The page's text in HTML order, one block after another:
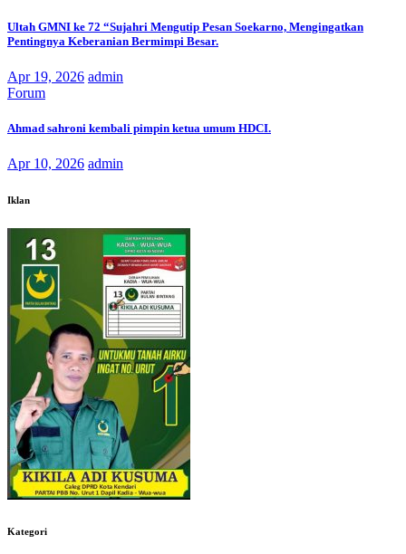
Ultah GMNI ke 72 “Sujahri Mengutip Pesan Soekarno, Mengingatkan
Pentingnya Keberanian Bermimpi Besar.
Apr 19, 2026 admin
Forum
Ahmad sahroni kembali pimpin ketua umum HDCI.
Apr 10, 2026 admin
Iklan
Kategori